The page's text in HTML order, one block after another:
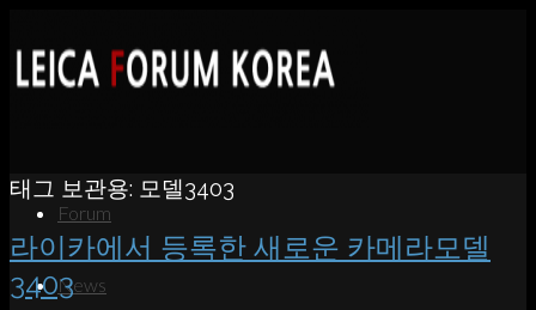
Forum
News
태그 보관용: 모델3403
라이카에서 등록한 새로운 카메라모델
3403